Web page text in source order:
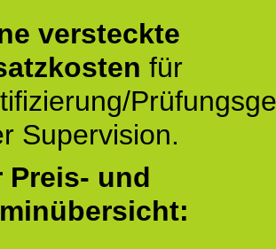
versteckte
für
Supervision.
Preis- und